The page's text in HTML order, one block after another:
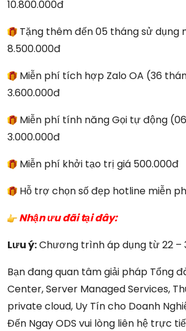
10.800.000đ
Tặng thêm đến 05 tháng sử dụng
8.500.000đ
Miễn phí tích hợp Zalo OA (36
3.600.000đ
Miễn phí tính năng Gọi tự động
3.000.000đ
Miễn phí khởi tạo trị giá 500.000đ
Hỗ trợ chọn số đẹp hotline miễn
Nhận ưu đãi tại đây:
Lưu ý:Chương trình áp dụng từ 22 –
Bạn đang quan tâm giải pháp Tổng
Center, Server Managed Services,
private cloud, Uy Tín cho Doanh
Đến Ngay ODS vui lòng liên hệ trực